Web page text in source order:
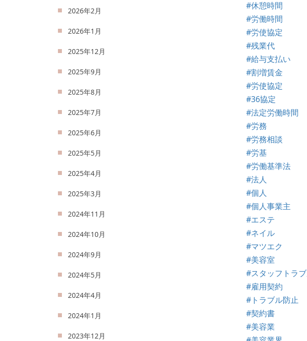
#休憩時間
#労働時間
#労使協定
#残業代
#給与支払い
#割増賃金
#労使協定
#36協定
#法定労働時間
#労務
#労務相談
#労基
#労働基準法
#法人
#個人
#個人事業主
#エステ
#ネイル
#マツエク
#美容室
#スタッフトラ
#雇用契約
#トラブル防止
#契約書
#美容業
2026年2月
2026年1月
2025年12月
2025年9月
2025年8月
2025年7月
2025年6月
2025年5月
2025年4月
2025年3月
2024年11月
2024年10月
2024年9月
2024年5月
2024年4月
2024年1月
2023年12月